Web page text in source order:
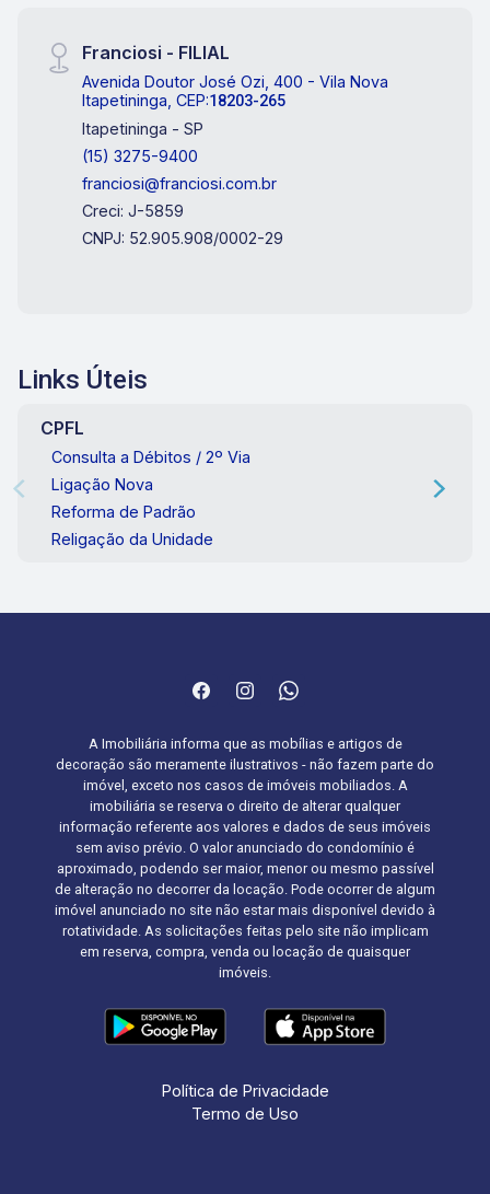
Franciosi - FILIAL
Avenida Doutor José Ozi, 400 - Vila Nova
Itapetininga, CEP:18203-265
Itapetininga - SP
(15) 3275-9400
franciosi@franciosi.com.br
Creci: J-5859
CNPJ: 52.905.908/0002-29
Links Úteis
CPFL
Consulta a Débitos / 2º Via
Ligação Nova
Reforma de Padrão
Religação da Unidade
A Imobiliária informa que as mobílias e artigos de
decoração são meramente ilustrativos - não fazem parte do
imóvel, exceto nos casos de imóveis mobiliados. A
imobiliária se reserva o direito de alterar qualquer
informação referente aos valores e dados de seus imóveis
sem aviso prévio. O valor anunciado do condomínio é
aproximado, podendo ser maior, menor ou mesmo passível
de alteração no decorrer da locação. Pode ocorrer de algum
imóvel anunciado no site não estar mais disponível devido à
rotatividade. As solicitações feitas pelo site não implicam
em reserva, compra, venda ou locação de quaisquer
imóveis.
Política de Privacidade
Termo de Uso